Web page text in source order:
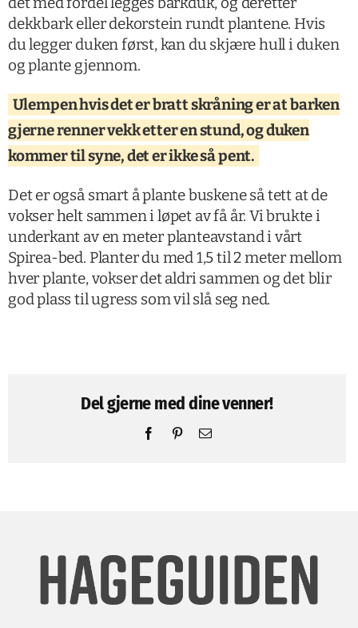
dekkbark eller dekorstein rundt plantene. Hvis
du legger duken først, kan du skjære hull i duken
og plante gjennom.
Ulempen hvis det er bratt skråning er at barken
gjerne renner vekk etter en stund, og duken
kommer til syne, det er ikke så pent.
Det er også smart å plante buskene så tett at de
vokser helt sammen i løpet av få år. Vi brukte i
underkant av en meter planteavstand i vårt
Spirea-bed. Planter du med 1,5 til 2 meter mellom
hver plante, vokser det aldri sammen og det blir
god plass til ugress som vil slå seg ned.
Del gjerne med dine venner!
Facebook
PinterestEmail